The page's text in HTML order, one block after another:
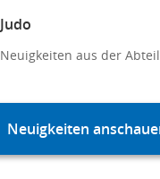
Judo
Neuigkeiten aus der
Neuigkeiten